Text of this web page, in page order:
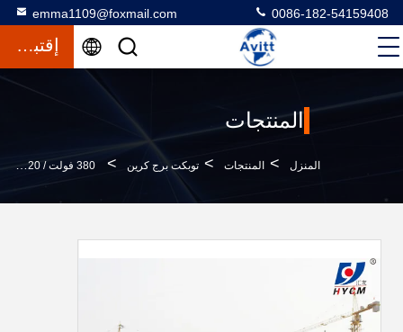
emma1109@foxmail.com 0086-182-54159408
إقتباس
المنتجات
المنزل > المنتجات > توبكت برج كرين > 380 فولت / 220 فولت برج الطاقة الكهربائية رافعة 4 طن بناء البناء رافعة برج